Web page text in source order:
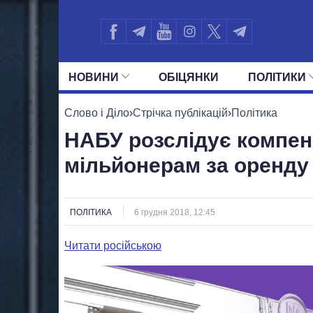
НОВИНИ ОБIЦЯНКИ ПОЛIТИКИ
УСІ ПОЛІТИКИ ПРЕЗИДЕНТ І ОФІС
Слово і Діло›Стрічка публікацій›Політика
НАБУ розслідує
мільйонерам за
ПОЛІТИКА 6 грудня 2018, 12:45
Читати російською